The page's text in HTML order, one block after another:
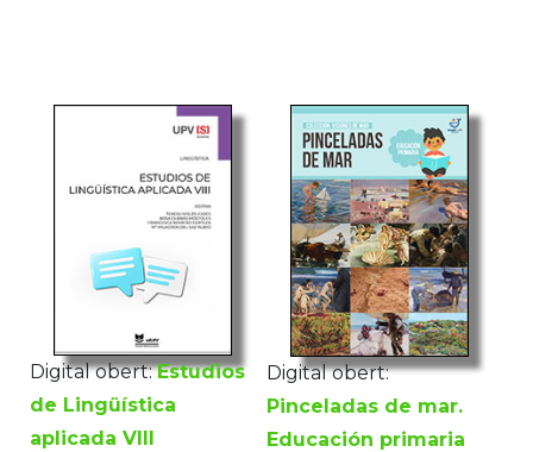
Digital obert: Estudios
de Lingüística
aplicada VIII
Digital obert:
Pinceladas de mar.
Educación primaria